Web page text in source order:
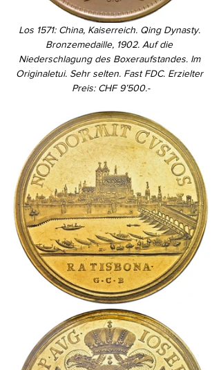
Los 1571: China, Kaiserreich. Qing Dynasty.
Bronzemedaille, 1902. Auf die
Niederschlagung des Boxeraufstandes. Im
Originaletui. Sehr selten. Fast FDC. Erzielter
Preis: CHF 9’500.-